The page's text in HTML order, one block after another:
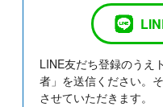
LINE友だち登録のうえ
者」を送信ください。
させていただきます。